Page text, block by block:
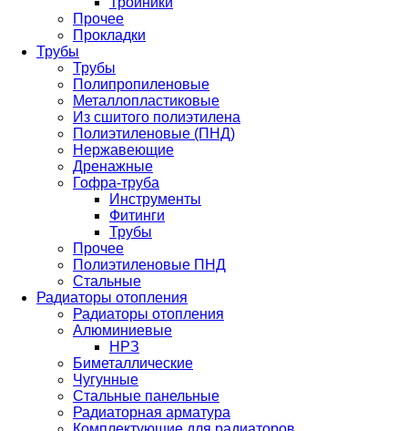
Прочее
Прокладки
Трубы
Трубы
Полипропиленовые
Металлопластиковые
Из сшитого полиэтилена
Полиэтиленовые (ПНД)
Нержавеющие
Дренажные
Гофра-труба
Инструменты
Фитинги
Трубы
Прочее
Полиэтиленовые ПНД
Стальные
Радиаторы отопления
Радиаторы отопления
Алюминиевые
НРЗ
Биметаллические
Чугунные
Стальные панельные
Радиаторная арматура